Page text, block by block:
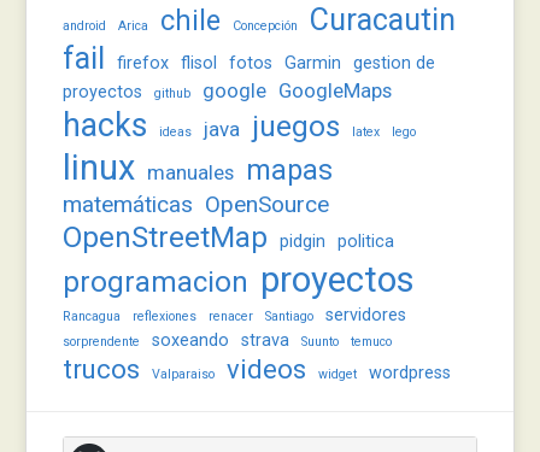
android Arica chile Concepción
Curacautin
fail
firefox flisol fotos Garmin
gestion de
proyectos
github google GoogleMaps
hacks ideas java juegos latex lego
linux manuales mapas
matemáticas OpenSource
OpenStreetMap pidgin politica
programacion proyectos
Rancagua reflexiones renacer Santiago servidores
sorprendente soxeando strava Suunto temuco
trucos Valparaiso videos widget wordpress